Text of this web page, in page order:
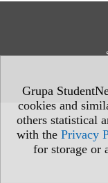
Grupa
cookies and
others statistical
with the Privacy
for storage or